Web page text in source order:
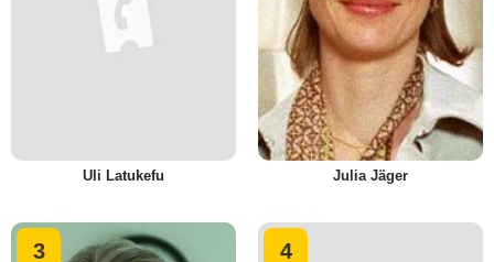
Uli Latukefu Julia Jäger
3 4